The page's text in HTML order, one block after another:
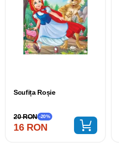
Scufița Roșie
16 RON
20 RON -20%